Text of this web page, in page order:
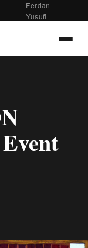
Ferdan
Yusufi